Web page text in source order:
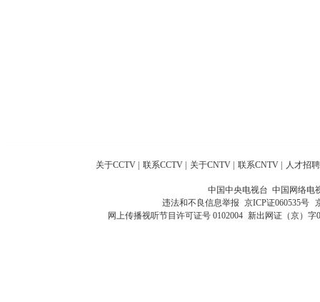
关于CCTV 联系CCTV 关于CNTV 联系CNTV 人才招聘
中国中央电视台 中国网络电
违法和不良信息举报 京ICP证060535号
网上传播视听节目许可证号 0102004 新出网证（京）